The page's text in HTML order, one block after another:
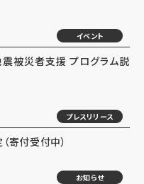
イベント
震被災者支援 プログラム説
プレスリリース
寄付受付中）
お知らせ